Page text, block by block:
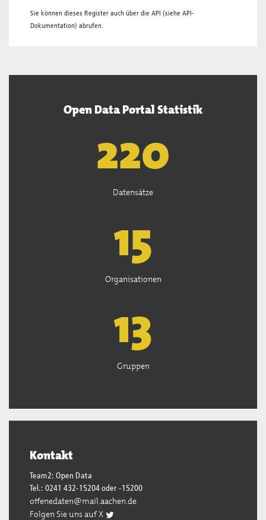
Sie können dieses Register auch über die API (siehe API-
Dokumentation) abrufen.
Open Data Portal Statistik
222
Datensätze
15
Organisationen
13
Gruppen
Kontakt
Team2: Open Data
Tel.: 0241 432-15204 oder -15200
offenedaten@mail.aachen.de
Folgen Sie uns auf X